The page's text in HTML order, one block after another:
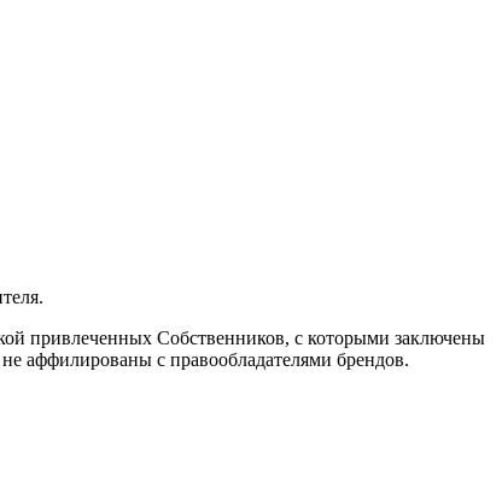
привлеченных Собственников, с которыми заключены
аффилированы с правообладателями брендов.